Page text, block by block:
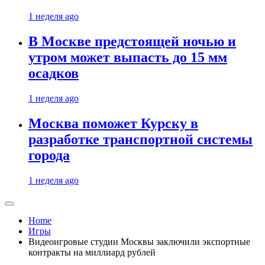
1 неделя ago
В Москве предстоящей ночью и
утром может выпасть до 15 мм
осадков
1 неделя ago
Москва поможет Курску в
разработке транспортной системы
города
1 неделя ago
Home
Игры
Видеоигровые студии Москвы заключили экспортные
контракты на миллиард рублей